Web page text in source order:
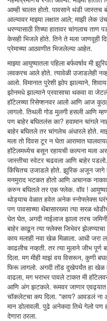
आम्ही चालत होतो. पावसाने थंडी जास्तच
आल्यावर माझ्या लक्षात आले; माझी लेक
धरण्यासाठी तिच्या हातावर चांगलाच ताण
केसही भिजले होते. तिने ते मला जाणवूही
प्रेमाच्या आठवणीत भिजलेल्या आहेत.
माझ्या आयुष्यातला पहिला बर्फवर्षाव मी
लवकरच आले होते. त्यावेळी उजाडलेही
आलो. विमानात पुरेशी झोप झाल्याने,
झोनमधे झाल्याने प्रवासाचा थकवा वा
हॉटेलच्या रिसेप्शनवर आलो आणि आज
लागलो. तिथली गोड मुलगी हसली आणि
पण बाहेर बघितलंस का? हवामान चांगले
बाहेर बघितले तर चांगलेच अंधारले होते.
मला तो दिवस टूर न घेता आरामात
हॉटेलमध्येच बसून रहायची कल्पना मला
जास्तीचा स्वेटर चढवला आणि बाहेर
किंचितच उजाडले होते. झुरिक अजून जागे
मनमुराद भटकत होतो आणि अचानक
करुन बघितले तर एक फ्लेक. वॉव !
थोड्याच वेळात हवेत अनेक स्नोफ्लेक्स
पण पावसाच्या थेंबासारख्या त्या सरळ
घेत घेत, अगदी नाईलाज झाला तरच
बाहेर काढून त्या फ्लेक्स जिभेवर
काय मलाही नवा खेळ मिळाला. आधी जरा
काढलीच नव्हती. तर त्या मुलाने जीभ
दिला. मग मीही माझं वय विसरून, कुणी
फिरू लागलो. अगदी तोंड दुखेपर्यंत हा खेळ
वाढला, मग भराभर पावले टाकत मी
आणि अंग झटकले. रूमवर जाणार एवढ्यात
चॉकलेटचा कप दिला. "काय? आवडलं ना
मान डोलावली. पुढे अनेकदा तिथे गेलो पण
देणारा ठरला.